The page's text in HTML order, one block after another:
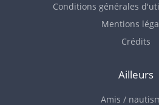
Conditions générales
Mentions
Crédits
Ailleurs
Amis /